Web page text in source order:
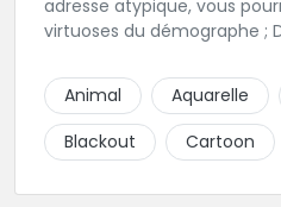
adresse atypique, vous
virtuoses du démographe ;
enfant et sympathique,
conseil pour votre tattoo.
pour rencontrer cette belle
Animal Aquarelle
Blackout
Cartoon